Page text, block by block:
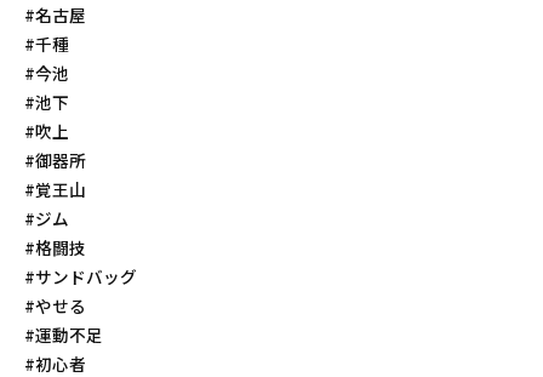
#名古屋
#千種
#今池
#池下
#吹上
#御器所
#覚王山
#ジム
#格闘技
#サンドバッグ
#やせる
#運動不足
#初心者